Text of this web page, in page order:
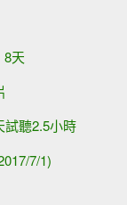
8天
試聽2.5小時
7/1)